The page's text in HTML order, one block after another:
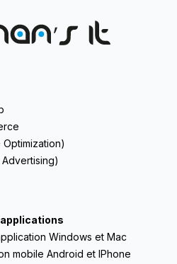
Optimization)
Advertising)
Windows et Mac
mobile Android et IPhone